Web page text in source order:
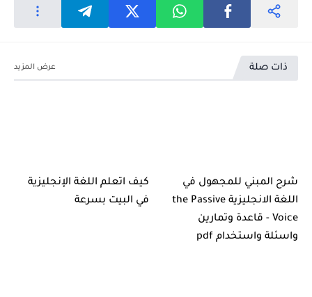
ذات صلة
شرح المبني للمجهول في
اللغة الانجليزية the Passive
Voice - قاعدة وتمارين
واسئلة واستخدام pdf
كيف اتعلم اللغة الإنجليزية
في البيت بسرعة